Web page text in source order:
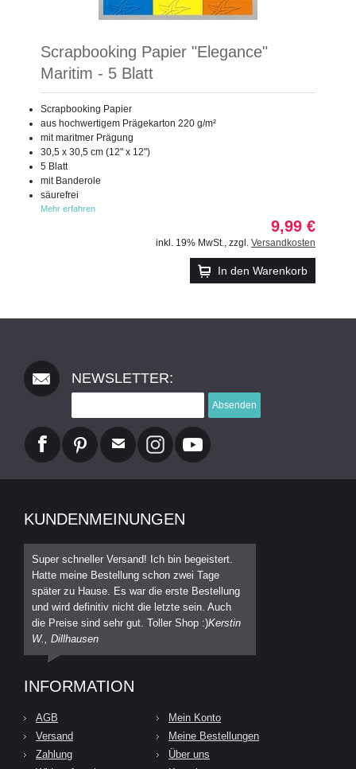
Scrapbooking Papier "Elegance"
Maritim - 5 Blatt
Scrapbooking Papier
aus hochwertigem Prägekarton 220 g/m²
mit maritmer Prägung
30,5 x 30,5 cm (12" x 12")
5 Blatt
mit Banderole
säurefrei
Mehr erfahren
9,99 €
inkl. 19% MwSt., zzgl. Versandkosten
In den Warenkorb
NEWSLETTER:
Absenden
KUNDENMEINUNGEN
Super schneller Versand! Ich bin begeistert.
Hatte meine Bestellung schon zwei Tage
später zu Hause. Es war die erste Bestellung
und wird definitiv nicht die letzte sein. Auch
die Preise sind sehr gut. Toller Shop :)Kerstin
W., Dillhausen
INFORMATION
AGB
Versand
Zahlung
Mein Konto
Meine Bestellungen
Über uns